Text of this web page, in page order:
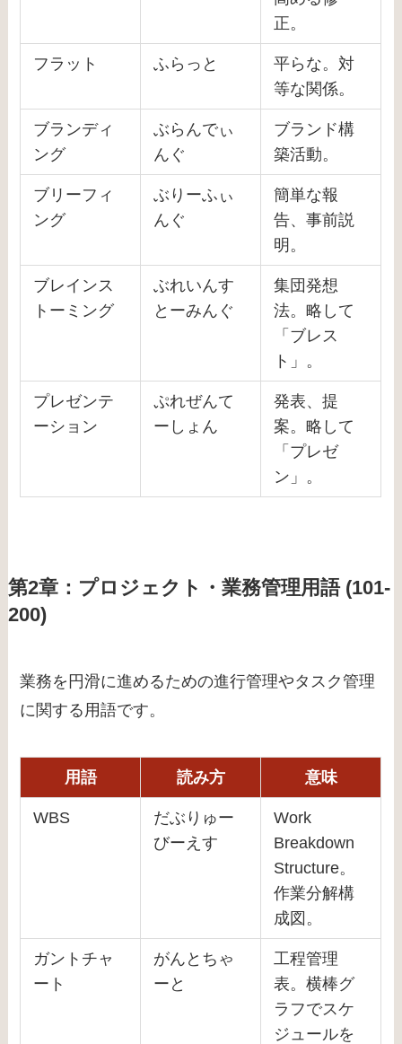
正。
フラット ふらっと
平らな。対
等な関係。
ブランディ
ング
ぶらんでぃ
んぐ
ブランド構
築活動。
ブリーフィ
ング
ぶりーふぃ
んぐ
簡単な報
告、事前説
明。
ブレインス
トーミング
ぶれいんす
とーみんぐ
集団発想
法。略して
「ブレス
ト」。
プレゼンテ
ーション
ぷれぜんて
ーしょん
発表、提
案。略して
「プレゼ
ン」。
第2章：プロジェクト・業務管理用語 (101-
200)
業務を円滑に進めるための進行管理やタスク管理
に関する用語です。
用語 読み方 意味
WBS
だぶりゅー
びーえす
Work
Breakdown
Structure。
作業分解構
成図。
ガントチャ
ート
がんとちゃ
ーと
工程管理
表。横棒グ
ラフでスケ
ジュールを